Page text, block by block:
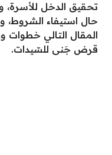
تحقيق الدخل
حال استيفاء
المقال التالي
قرض جَنى للسّيدات.